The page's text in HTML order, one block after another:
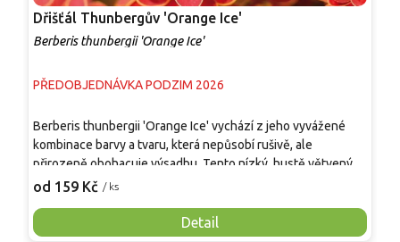
Dřišťál Thunbergův 'Orange Ice'
Berberis thunbergii 'Orange Ice'
PŘEDOBJEDNÁVKA PODZIM 2026
od 159 Kč / ks
Detail
Berberis thunbergii 'Orange Ice' vychází z jeho vyvážené
kombinace barvy a tvaru, která nepůsobí rušivě, ale
přirozeně obohacuje výsadbu. Tento nízký, hustě větvený
kultivar vytváří kompaktní keř s oranžově vybarvenými listy,
se nenáročnou údržbou, dobrou snášenlivostí řezu i
městského prostředí a stabilním habitem. Uplatňuje se jako